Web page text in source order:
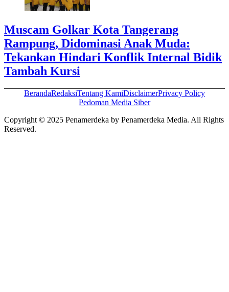
Muscam Golkar Kota Tangerang
Rampung, Didominasi Anak Muda:
Tekankan Hindari Konflik Internal Bidik
Tambah Kursi
BerandaRedaksiTentang KamiDisclaimerPrivacy Policy
Pedoman Media Siber
Copyright © 2025 Penamerdeka by Penamerdeka Media. All Rights
Reserved.